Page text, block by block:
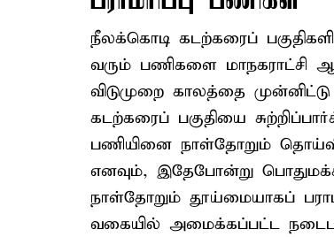
நீலக்கொடி கடற்கரைப்
வரும் பணிகளை மாநகராட்சி
விடுமுறை காலத்தை
கடற்கரைப் பகுதியை
பணியினை நாள்தோறும்
எனவும், இதேபோன்று
நாள்தோறும் தூய்மையாகப்
வகையில் அமைக்கப்பட்ட